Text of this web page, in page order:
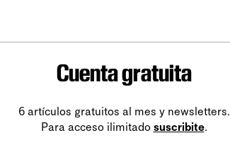
Cuenta gratuita
6 artículos gratuitos al mes y newsletters.
Para acceso ilimitado suscribite.